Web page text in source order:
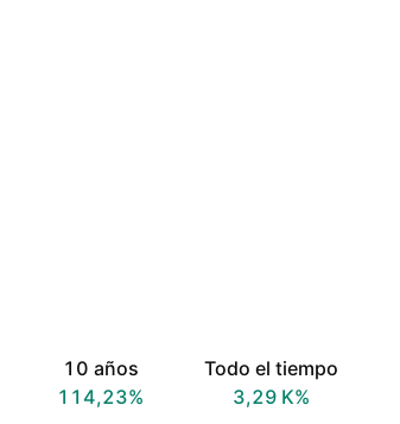
10 años
114,23%
Todo el tiempo
‪3,29 K‬%